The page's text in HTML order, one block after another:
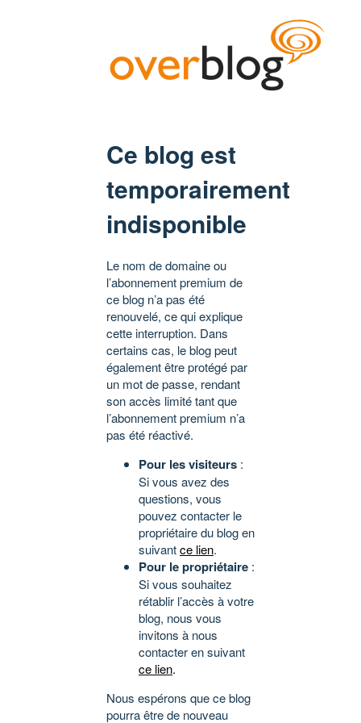
Ce blog est
temporairement
indisponible
Le nom de domaine ou
l’abonnement premium de
ce blog n’a pas été
renouvelé, ce qui explique
cette interruption. Dans
certains cas, le blog peut
également être protégé par
un mot de passe, rendant
son accès limité tant que
l’abonnement premium n’a
pas été réactivé.
Pour les visiteurs :
Si vous avez des
questions, vous
pouvez contacter le
propriétaire du blog en
suivantce lien.
Pour le propriétaire :
Si vous souhaitez
rétablir l’accès à votre
blog, nous vous
invitons à nous
contacter en suivant
ce lien.
Nous espérons que ce blog
pourra être de nouveau